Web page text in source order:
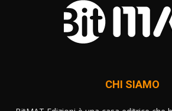
CHI SIAMO